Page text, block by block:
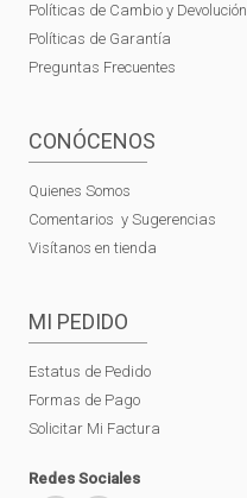
Políticas de Cambio y Devolución
Políticas de Garantía
Preguntas Frecuentes
CONÓCENOS
Quienes Somos
Comentarios y Sugerencias
Visítanos en tienda
MI PEDIDO
Estatus de Pedido
Formas de Pago
Solicitar Mi Factura
Redes Sociales